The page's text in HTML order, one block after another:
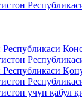
Республикаси
Республикаси
учун қабул